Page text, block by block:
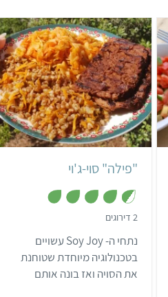
קל שעה ו-30 דקות
4 מנות
"פילה" סוי-ג'וי
2 דירוגים
5
מ
ת
ו
נתחי ה- Soy Joy עשויים
בטכנולוגיה מיוחדת שטוחנת
את הסויה ואז בונה אותם